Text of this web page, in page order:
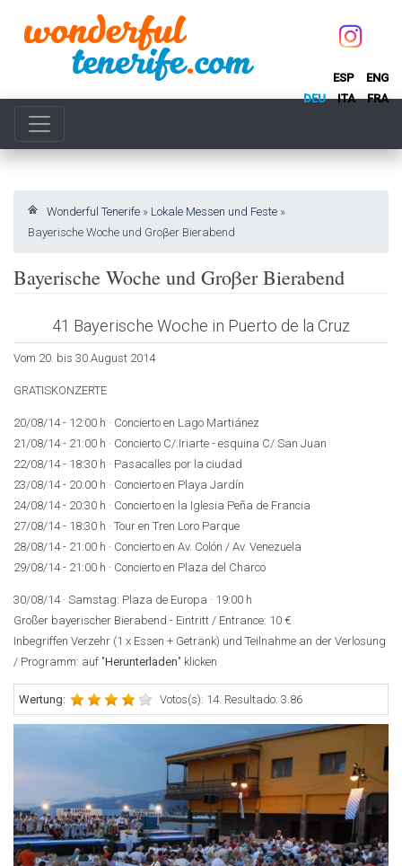
ESP
ENG
DEU
ITA FRA
Wonderful Tenerife » Lokale Messen und Feste »
Bayerische Woche und Groβer Bierabend
Bayerische Woche und Groβer Bierabend
41 Bayerische Woche in Puerto de la Cruz
Vom 20. bis 30.August 2014
GRATISKONZERTE
20/08/14 - 12:00 h · Concierto en Lago Martiánez
21/08/14 - 21:00 h · Concierto C/.Iriarte - esquina C/.San Juan
22/08/14 - 18:30 h · Pasacalles por la ciudad
23/08/14 - 20:00 h · Concierto en Playa Jardín
24/08/14 - 20:30 h · Concierto en la Iglesia Peña de Francia
27/08/14 - 18:30 h · Tour en Tren Loro Parque
28/08/14 - 21:00 h · Concierto en Av. Colón / Av. Venezuela
29/08/14 - 21:00 h · Concierto en Plaza del Charco
30/08/14 · Samstag: Plaza de Europa · 19:00 h
Großer bayerischer Bierabend - Eintritt / Entrance: 10 €
Inbegriffen Verzehr (1 x Essen + Getränk) und Teilnahme an der Verlosung
/ Programm: auf "Herunterladen" klicken
Wertung: Votos(s): 14. Resultado: 3.86